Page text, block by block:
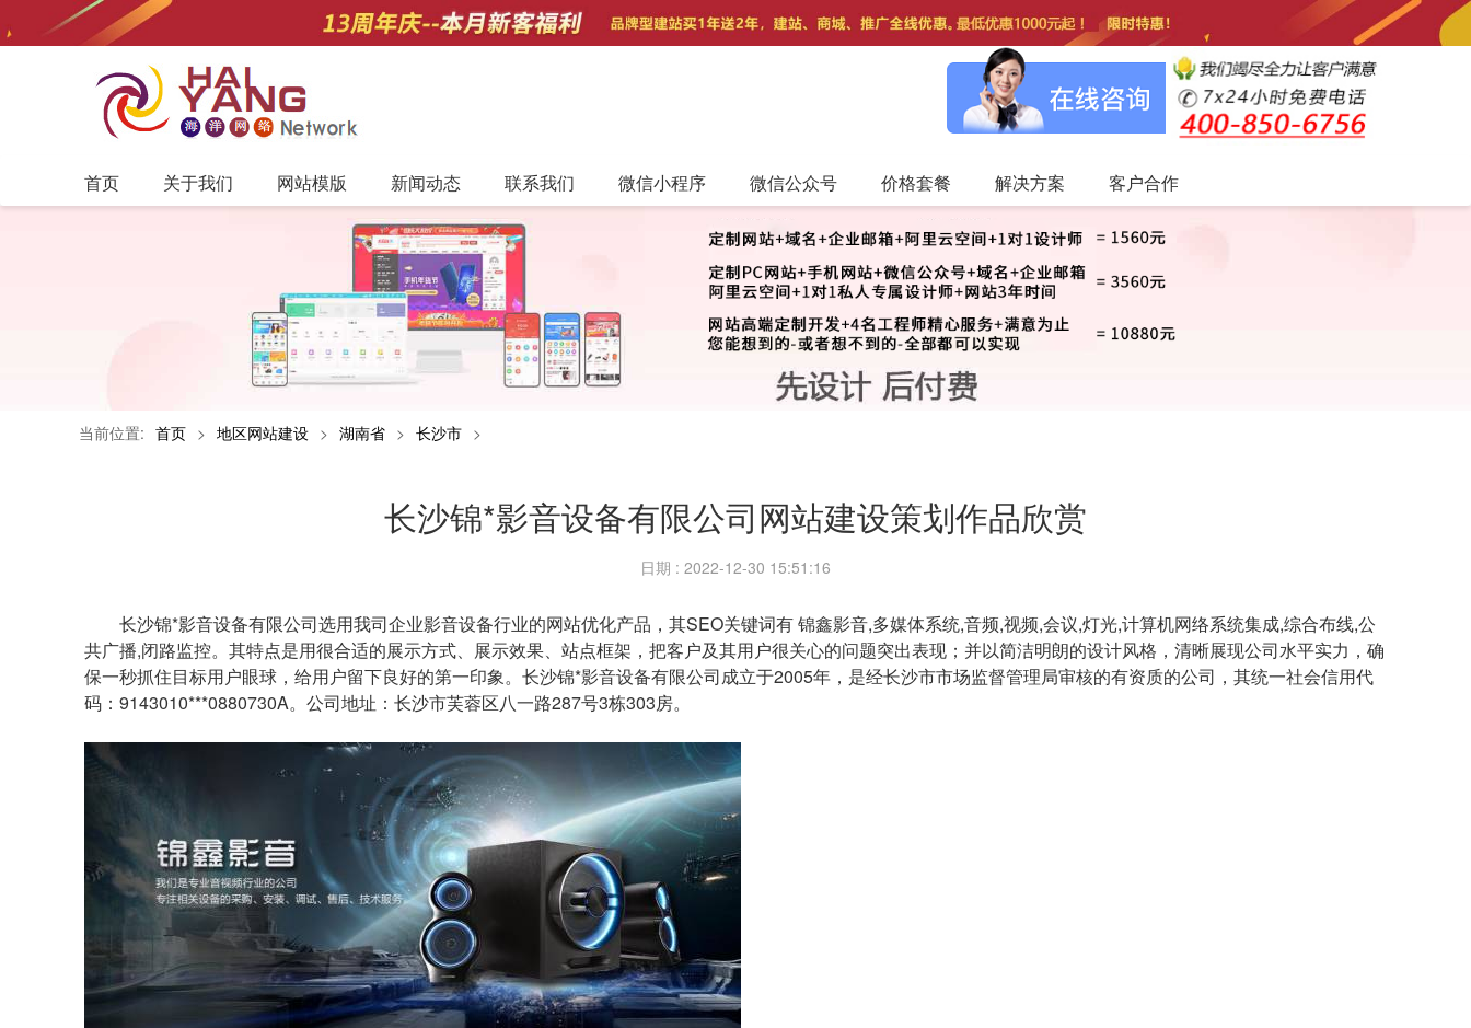
首页 关于我们 网站模版 新闻动态 联系我们 微信小程序 微信公众号 价格套餐 解决方案 客户合作
当前位置: 首页 > 地区网站建设 > 湖南省 > 长沙市 >
长沙锦*影音设备有限公司网站建设策划作品欣赏
日期 : 2022-12-30 15:51:16
长沙锦*影音设备有限公司选用我司企业影音设备行业的网站优化产品，其SEO关键词有锦鑫影音,多媒体系统,音频,视频,会议,灯光,计算机网络系统集成,综合布线,公
共广播,闭路监控。其特点是用很合适的展示方式、展示效果、站点框架，把客户及其用户很关心的问题突出表现；并以简洁明朗的设计风格，清晰展现公司水平实力，确
保一秒抓住目标用户眼球，给用户留下良好的第一印象。 长沙锦*影音设备有限公司成立于2005年，是经长沙市市场监督管理局审核的有资质的公司，其统一社会信用代
码： 9143010***0880730A。公司地址： 长沙市芙蓉区八一路287号3栋303房。